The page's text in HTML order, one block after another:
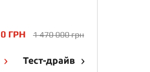
ГРН 1 470 000 грн
Тест-драйв